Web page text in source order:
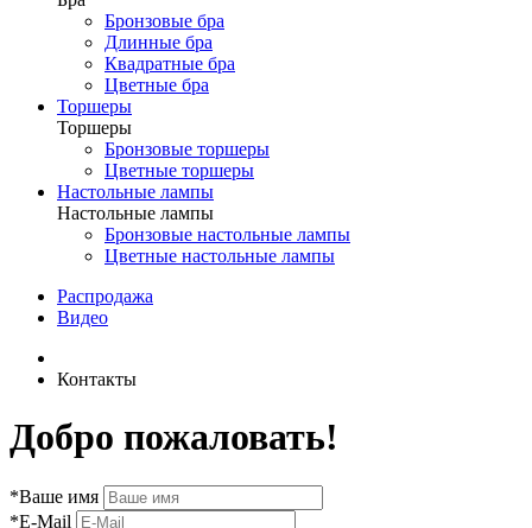
Бронзовые бра
Длинные бра
Квадратные бра
Цветные бра
Торшеры
Торшеры
Бронзовые торшеры
Цветные торшеры
Настольные лампы
Настольные лампы
Бронзовые настольные лампы
Цветные настольные лампы
Распродажа
Видео
Контакты
Добро пожаловать!
*Ваше имя
*E-Mail